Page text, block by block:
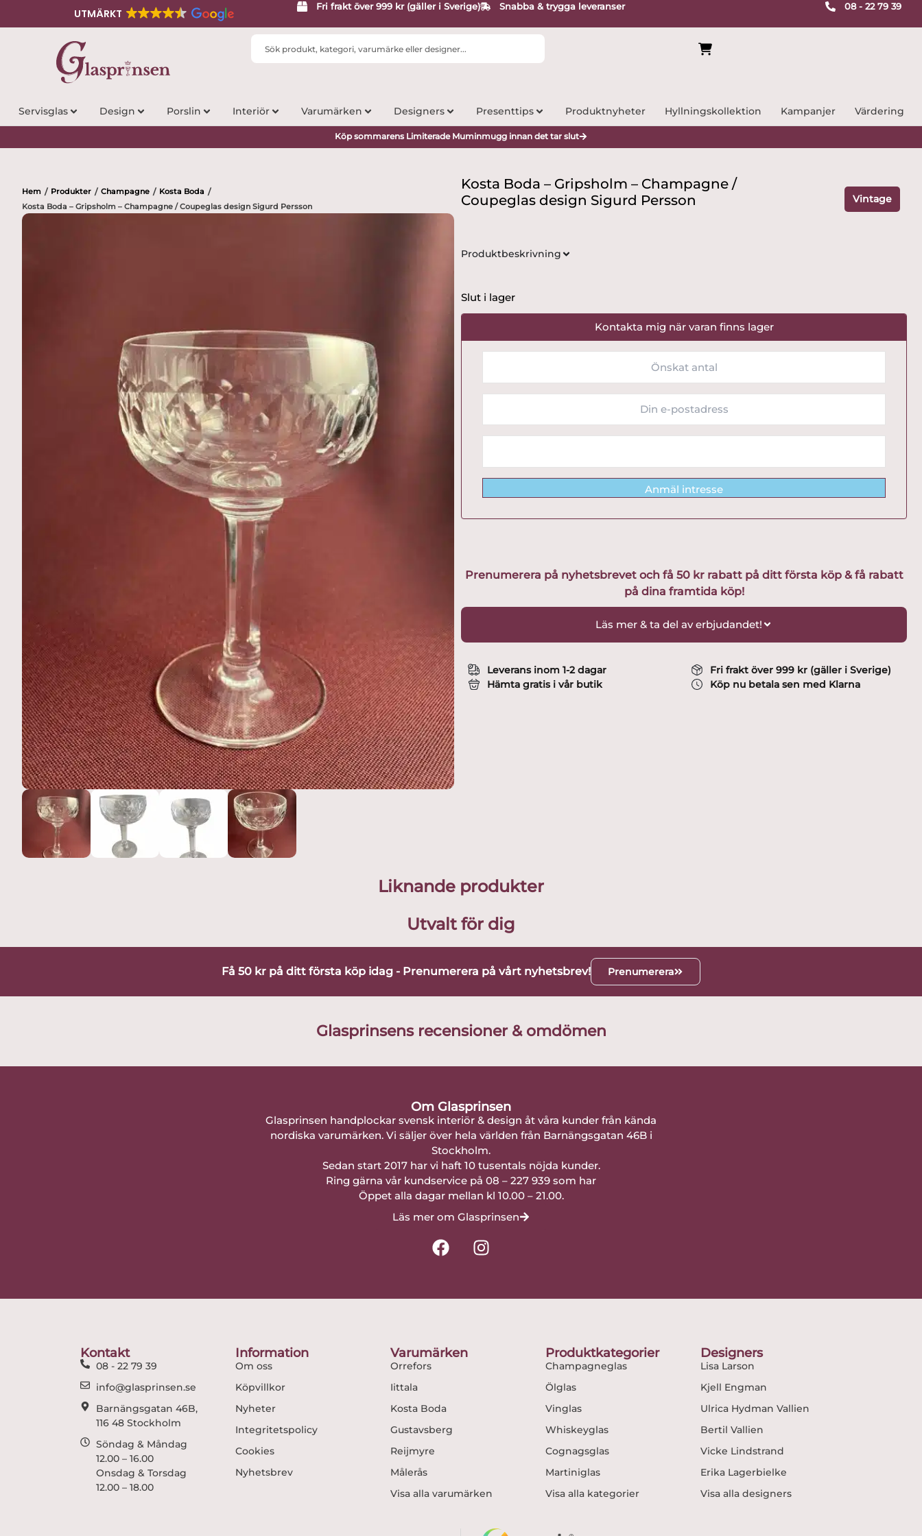
UTMÄRKT
Fri frakt över 999 kr (gäller i Sverige) Snabba & trygga leveranser 08 - 22 79 39
Search
Servisglas Design Porslin Interiör Varumärken Designers Presenttips Produktnyheter Hyllningskollektion Kampanjer Värdering
Köp sommarens Limiterade Muminmugg innan det tar slut
Hem / Produkter / Champagne / Kosta Boda /
Kosta Boda – Gripsholm – Champagne / Coupeglas design Sigurd Persson
Kosta Boda – Gripsholm – Champagne /
Coupeglas design Sigurd Persson
Vintage
Produktbeskrivning
Slut i lager
Kontakta mig när varan finns lager
Anmäl intresse
Prenumerera på nyhetsbrevet och få 50 kr rabatt på ditt första köp & få rabatt
på dina framtida köp!
Läs mer & ta del av erbjudandet!
Leverans inom 1-2 dagar
Hämta gratis i vår butik
Fri frakt över 999 kr (gäller i Sverige)
Köp nu betala sen med Klarna
Liknande produkter
Utvalt för dig
Få 50 kr på ditt första köp idag - Prenumerera på vårt nyhetsbrev! Prenumerera
Glasprinsens recensioner & omdömen
Om Glasprinsen
Glasprinsen handplockar svensk interiör & design åt våra kunder från kända
nordiska varumärken. Vi säljer över hela världen från Barnängsgatan 46B i
Stockholm.
Sedan start 2017 har vi haft 10 tusentals nöjda kunder.
Ring gärna vår kundservice på 08 – 227 939 som har
Öppet alla dagar mellan kl 10.00 – 21.00.
Läs mer om Glasprinsen
F
a
k
I
n
Kontakt
08 - 22 79 39
info@glasprinsen.se
Barnängsgatan 46B,
116 48 Stockholm
Söndag & Måndag
12.00 – 16.00
Onsdag & Torsdag
12.00 – 18.00
Information
Om oss
Köpvillkor
Nyheter
Integritetspolicy
Cookies
Nyhetsbrev
Varumärken
Orrefors
Iittala
Kosta Boda
Gustavsberg
Reijmyre
Målerås
Visa alla varumärken
Produktkategorier
Champagneglas
Ölglas
Vinglas
Whiskeyglas
Cognagsglas
Martiniglas
Visa alla kategorier
Designers
Lisa Larson
Kjell Engman
Ulrica Hydman Vallien
Bertil Vallien
Vicke Lindstrand
Erika Lagerbielke
Visa alla designers